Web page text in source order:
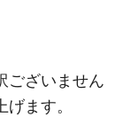
ございません
ます。